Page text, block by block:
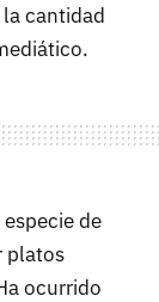
cantidad
de
platos
ocurrido